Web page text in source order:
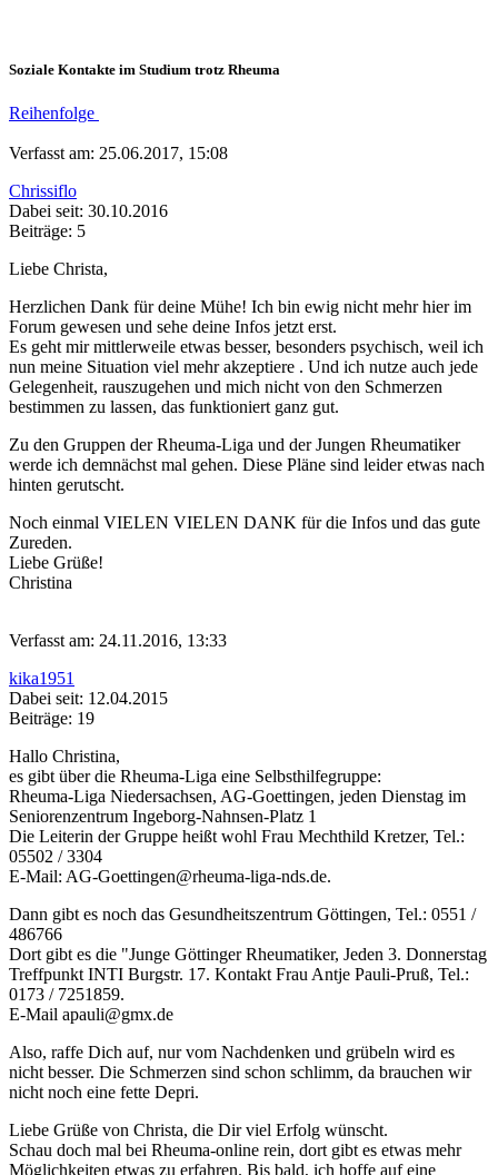
Soziale Kontakte im Studium trotz Rheuma
Reihenfolge
Verfasst am: 25.06.2017, 15:08
Chrissiflo
Dabei seit: 30.10.2016
Beiträge: 5
Liebe Christa,
Herzlichen Dank für deine Mühe! Ich bin ewig nicht mehr hier im
Forum gewesen und sehe deine Infos jetzt erst.
Es geht mir mittlerweile etwas besser, besonders psychisch, weil ich
nun meine Situation viel mehr akzeptiere . Und ich nutze auch jede
Gelegenheit, rauszugehen und mich nicht von den Schmerzen
bestimmen zu lassen, das funktioniert ganz gut.
Zu den Gruppen der Rheuma-Liga und der Jungen Rheumatiker
werde ich demnächst mal gehen. Diese Pläne sind leider etwas nach
hinten gerutscht.
Noch einmal VIELEN VIELEN DANK für die Infos und das gute
Zureden.
Liebe Grüße!
Christina
Verfasst am: 24.11.2016, 13:33
kika1951
Dabei seit: 12.04.2015
Beiträge: 19
Hallo Christina,
es gibt über die Rheuma-Liga eine Selbsthilfegruppe:
Rheuma-Liga Niedersachsen, AG-Goettingen, jeden Dienstag im
Seniorenzentrum Ingeborg-Nahnsen-Platz 1
Die Leiterin der Gruppe heißt wohl Frau Mechthild Kretzer, Tel.:
05502 / 3304
E-Mail: AG-Goettingen@rheuma-liga-nds.de.
Dann gibt es noch das Gesundheitszentrum Göttingen, Tel.: 0551 /
486766
Dort gibt es die "Junge Göttinger Rheumatiker, Jeden 3. Donnerstag
Treffpunkt INTI Burgstr. 17. Kontakt Frau Antje Pauli-Pruß, Tel.:
0173 / 7251859.
E-Mail apauli@gmx.de
Also, raffe Dich auf, nur vom Nachdenken und grübeln wird es
nicht besser. Die Schmerzen sind schon schlimm, da brauchen wir
nicht noch eine fette Depri.
Liebe Grüße von Christa, die Dir viel Erfolg wünscht.
Schau doch mal bei Rheuma-online rein, dort gibt es etwas mehr
Möglichkeiten etwas zu erfahren. Bis bald, ich hoffe auf eine